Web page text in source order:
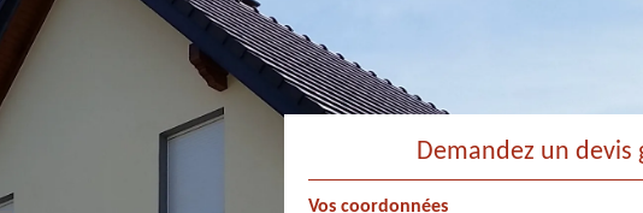
Demandez un devis
Vos coordonnées